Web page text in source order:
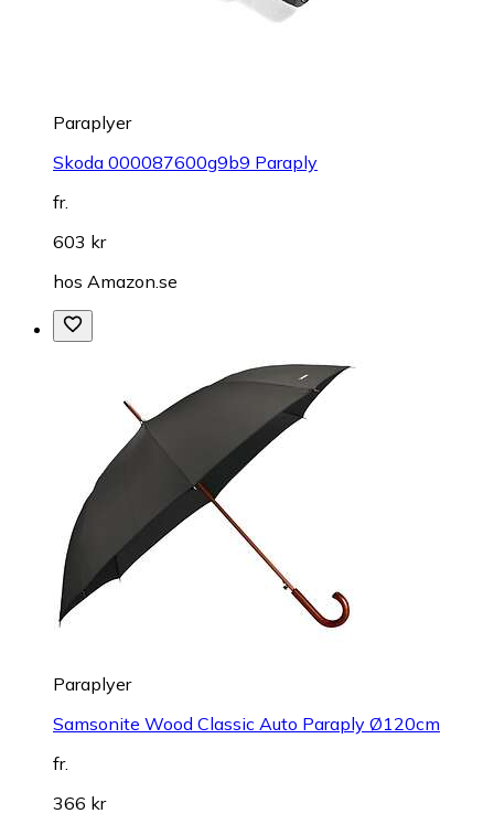
Paraplyer
Skoda 000087600g9b9 Paraply
fr.
603 kr
hos Amazon.se
Paraplyer
Samsonite Wood Classic Auto Paraply Ø120cm
fr.
366 kr